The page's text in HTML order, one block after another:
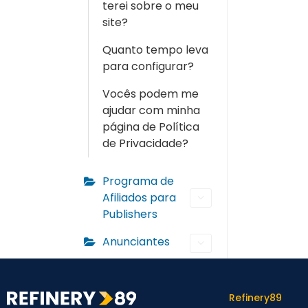
terei sobre o meu
site?
Quanto tempo leva
para configurar?
Vocês podem me
ajudar com minha
página de Política
de Privacidade?
Programa de
Afiliados para
Publishers
Anunciantes
Refinery89